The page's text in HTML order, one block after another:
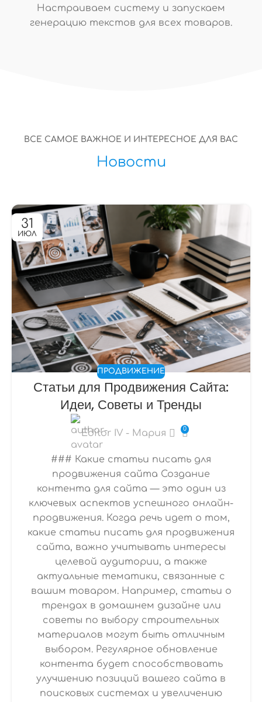
Настраиваем систему и запускаем
генерацию текстов для всех товаров.
ВСЕ САМОЕ ВАЖНОЕ И ИНТЕРЕСНОЕ ДЛЯ ВАС
Новости
31
ИЮЛ
ПРОДВИЖЕНИЕ
Статьи для Продвижения Сайта:
Идеи, Советы и Тренды
Editor IV - Мария 0
### Какие статьи писать для
продвижения сайта Создание
контента для сайта — это один из
ключевых аспектов успешного онлайн-
продвижения. Когда речь идет о том,
какие статьи писать для продвижения
сайта, важно учитывать интересы
целевой аудитории, а также
актуальные тематики, связанные с
вашим товаром. Например, статьи о
трендах в домашнем дизайне или
советы по выбору строительных
материалов могут быть отличным
выбором. Регулярное обновление
контента будет способствовать
улучшению позиций вашего сайта в
поисковых системах и увеличению